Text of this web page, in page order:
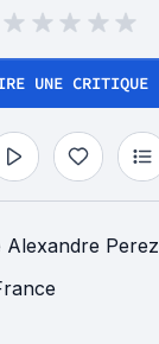
UNE CRITIQUE
Alexandre Perez